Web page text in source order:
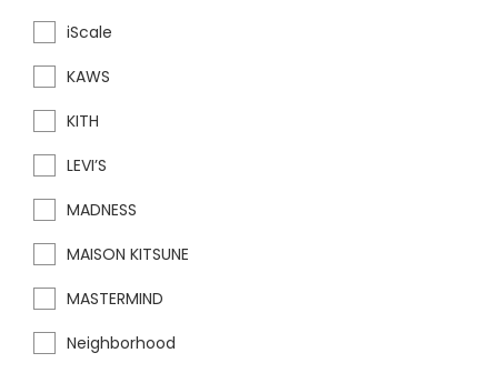
iScale
KAWS
KITH
LEVI’S
MADNESS
MAISON KITSUNE
MASTERMIND
Neighborhood